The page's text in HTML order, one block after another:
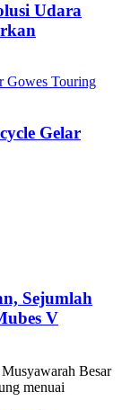
Udara
Gowes Touring
Gelar
Sejumlah
V
Besar
menuai